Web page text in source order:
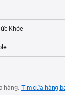
Khỏe
hàng: Tìm cửa hàng